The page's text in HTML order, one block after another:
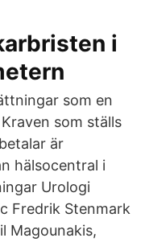
i
som en
som ställs
är
hälsocentral i
Urologi
Fredrik Stenmark
Magounakis,